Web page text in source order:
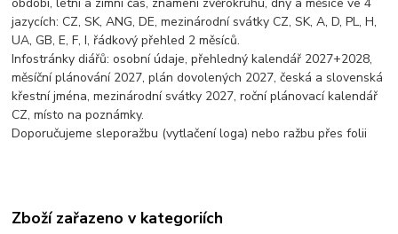
období, letní a zimní čas, znamení zvěrokruhu, dny a měsíce ve 4
jazycích: CZ, SK, ANG, DE, mezinárodní svátky CZ, SK, A, D, PL, H,
UA, GB, E, F, I, řádkový přehled 2 měsíců.
Infostránky diářů: osobní údaje, přehledný kalendář 2027+2028,
měsíční plánování 2027, plán dovolených 2027, česká a slovenská
křestní jména, mezinárodní svátky 2027, roční plánovací kalendář
CZ, místo na poznámky.
Doporučujeme sleporažbu (vytlačení loga) nebo ražbu přes folii
Zboží zařazeno v kategoriích